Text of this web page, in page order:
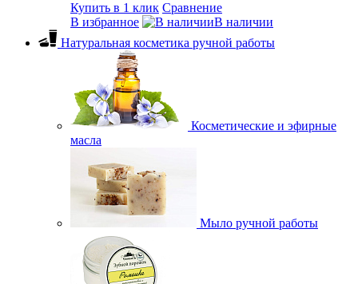
Купить в 1 клик Сравнение
В избранное
В наличии
Натуральная косметика ручной работы
Косметические и эфирные
масла
Мыло ручной работы